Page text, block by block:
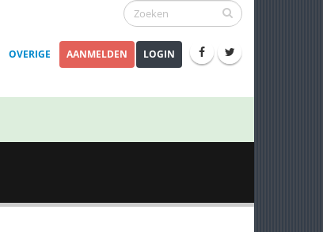
OVERIGE AANMELDEN LOGIN